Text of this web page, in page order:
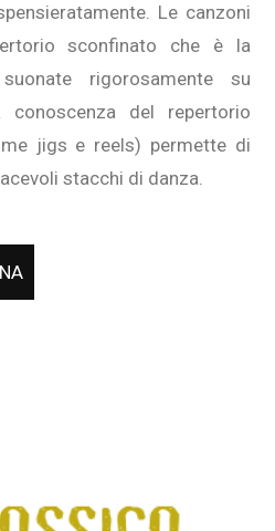
Le canzoni
sconfinato che è la
rigorosamente su
del repertorio
jigs e reels) permette di
stacchi di danza.